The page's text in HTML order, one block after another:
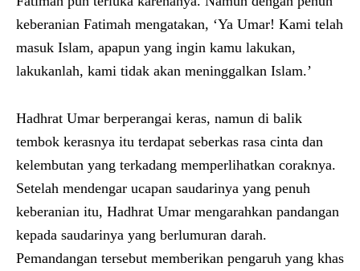
keberanian Fatimah mengatakan, ‘Ya Umar! Kami telah
masuk Islam, apapun yang ingin kamu lakukan,
lakukanlah, kami tidak akan meninggalkan Islam.’
Hadhrat Umar berperangai keras, namun di balik
tembok kerasnya itu terdapat seberkas rasa cinta dan
kelembutan yang terkadang memperlihatkan coraknya.
Setelah mendengar ucapan saudarinya yang penuh
keberanian itu, Hadhrat Umar mengarahkan pandangan
kepada saudarinya yang berlumuran darah.
Pemandangan tersebut memberikan pengaruh yang khas